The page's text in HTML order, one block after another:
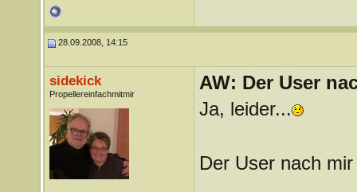
28.09.2008, 14:15
sidekick
Propellereinfachmitmir
AW: Der User
Ja, leider...
Der User nach